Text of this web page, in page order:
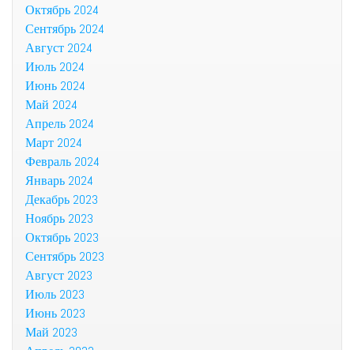
Октябрь 2024
Сентябрь 2024
Август 2024
Июль 2024
Июнь 2024
Май 2024
Апрель 2024
Март 2024
Февраль 2024
Январь 2024
Декабрь 2023
Ноябрь 2023
Октябрь 2023
Сентябрь 2023
Август 2023
Июль 2023
Июнь 2023
Май 2023